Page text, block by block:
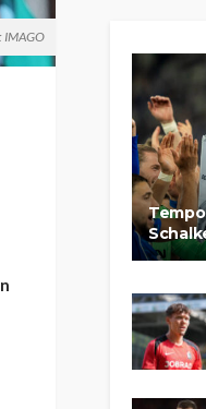
IMAGO